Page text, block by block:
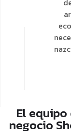
El
negocio